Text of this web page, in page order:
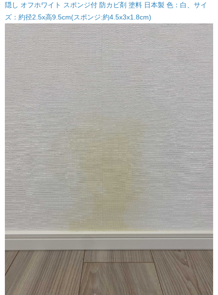
隠し オフホワイト スポンジ付 防カビ剤 塗料 日本製 色：白、サイ
ズ：約径2.5x高9.5cm(スポンジ:約4.5x3x1.8cm)